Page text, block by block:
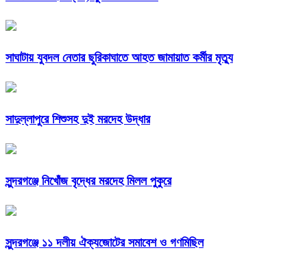
সাঘাটায় যুবদল নেতার ছুরিকাঘাতে আহত জামায়াত কর্মীর মৃত্যু
সাদুল্লাপুরে শিশুসহ দুই মরদেহ উদ্ধার
সুন্দরগঞ্জে নিখোঁজ বৃদ্ধের মরদেহ মিলল পুকুরে
সুন্দরগঞ্জে ১১ দলীয় ঐক্যজোটের সমাবেশ ও গণমিছিল